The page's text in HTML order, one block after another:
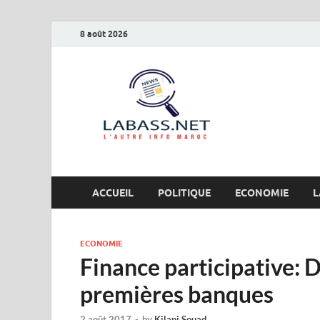
8 août 2026
ACCUEIL POLITIQUE ECONOMIE
ECONOMIE
Finance participative:
premières banques